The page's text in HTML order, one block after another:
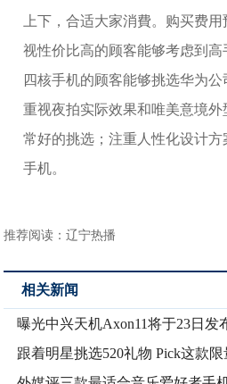
上下，合适大家消費。购买费
视性价比高的顾客能够考虑到
四核手机的顾客能够挑选华为公
重视夜拍实际效果和唯美意境
常好的挑选；注重人性化设计
手机。
推荐阅读：辽宁热播
相关新闻
曝光中兴天机Axon11将于23日发
跟着明星挑选520礼物 Pick这款